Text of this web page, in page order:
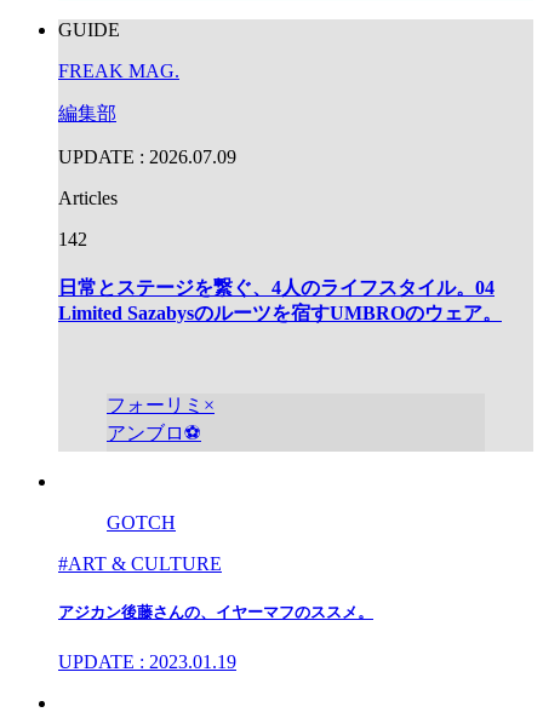
GUIDE
FREAK MAG.
編集部
UPDATE : 2026.07.09
Articles
142
日常とステージを繋ぐ、4人のライフスタイル。04
Limited Sazabysのルーツを宿すUMBROのウェア。
フォーリミ×
アンブロ⚽️
GOTCH
#ART & CULTURE
アジカン後藤さんの、イヤーマフのススメ。
UPDATE : 2023.01.19